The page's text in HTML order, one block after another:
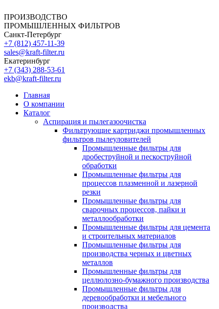
ПРОИЗВОДСТВО
ПРОМЫШЛЕННЫХ ФИЛЬТРОВ
Санкт-Петербург
+7 (812) 457-11-39
sales@kraft-filter.ru
Екатеринбург
+7 (343) 288-53-61
ekb@kraft-filter.ru
Главная
О компании
Каталог
Аспирация и пылегазоочистка
Фильтрующие картриджи промышленных
фильтров пылеуловителей
Промышленные фильтры для
дробеструйной и пескоструйной
обработки
Промышленные фильтры для
процессов плазменной и лазерной
резки
Промышленные фильтры для
сварочных процессов, пайки и
металлообработки
Промышленные фильтры для цемента
и строительных материалов
Промышленные фильтры для
производства черных и цветных
металлов
Промышленные фильтры для
целлюлозно-бумажного производства
Промышленные фильтры для
деревообработки и мебельного
производства